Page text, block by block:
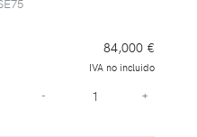
84,000 €
IVA no incluido
- +